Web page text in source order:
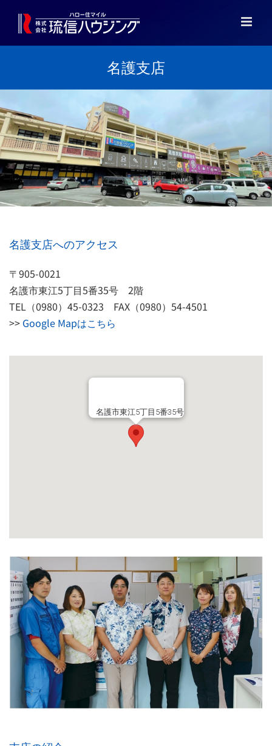
名護支店
名護支店へのアクセス
〒905-0021
名護市東江5丁目5番35号 2階
TEL（0980）45-0323 FAX（0980）54-4501
>> Google Mapはこちら
名護市東江5丁目5番35号